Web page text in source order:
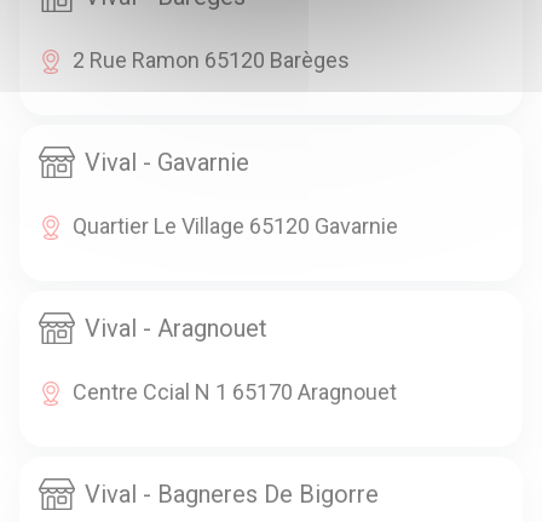
2 Rue Ramon 65120 Barèges
Vival - Gavarnie
Quartier Le Village 65120 Gavarnie
Vival - Aragnouet
Centre Ccial N 1 65170 Aragnouet
Vival - Bagneres De Bigorre